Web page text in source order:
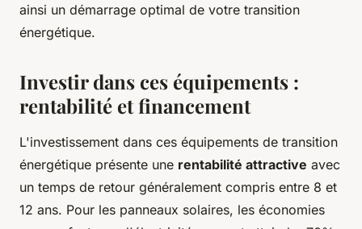
ainsi un démarrage optimal de votre transition
énergétique.
Investir dans ces équipements :
rentabilité et financement
L'investissement dans ces équipements de transition
énergétique présente une rentabilité attractive avec
un temps de retour généralement compris entre 8 et
12 ans. Pour les panneaux solaires, les économies